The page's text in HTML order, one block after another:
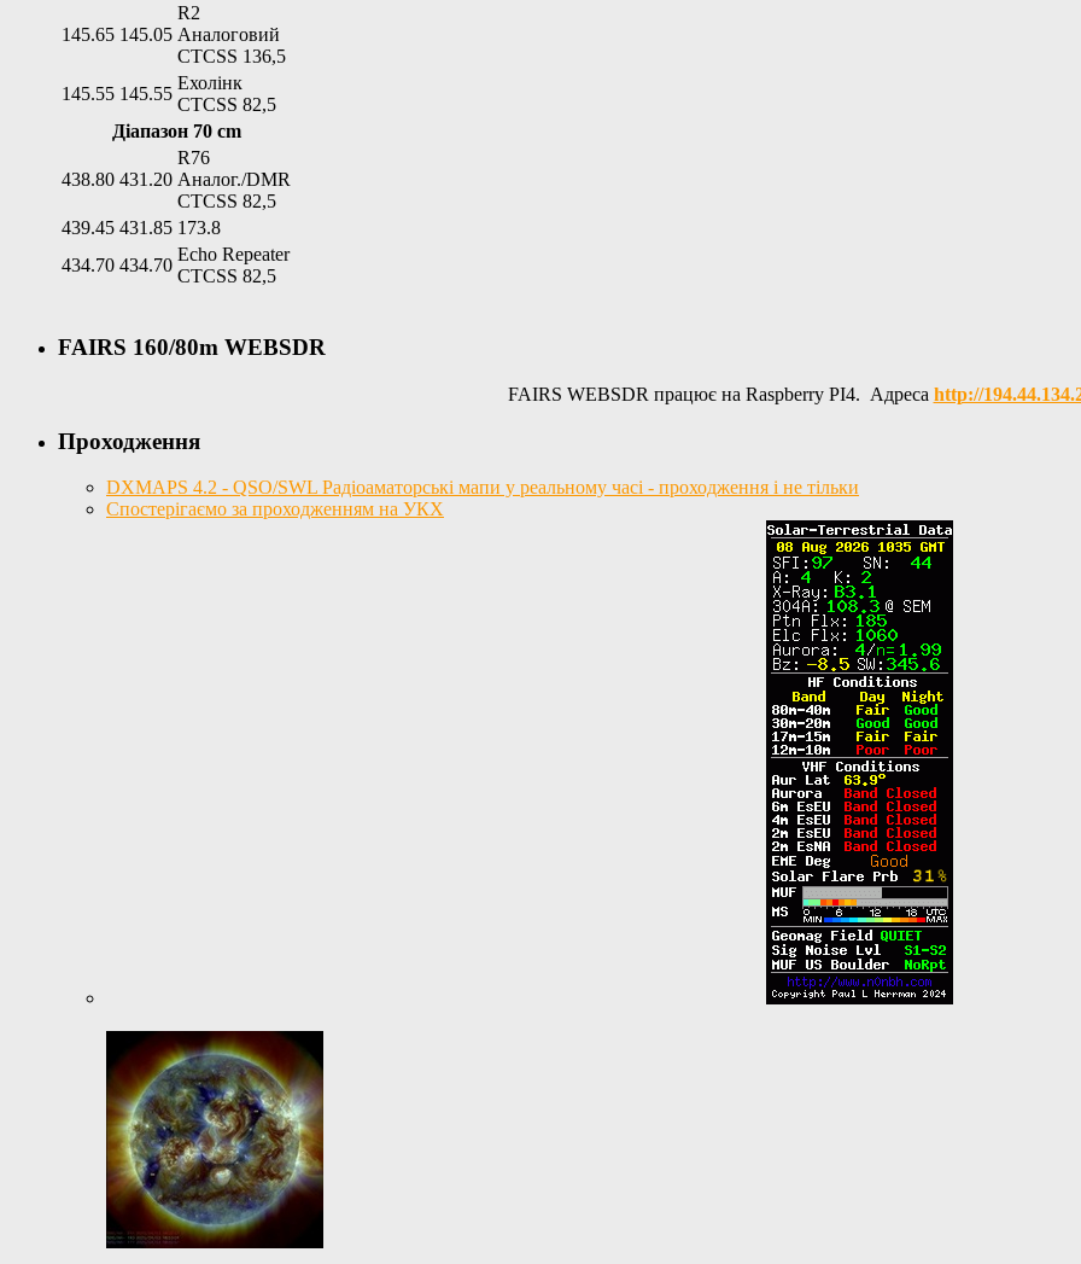
145.65 145.05
R2
Аналоговий
CTCSS 136,5
145.55 145.55
Ехолінк
CTCSS 82,5
Діапазон 70 cm
438.80 431.20
R76
Аналог./DMR
CTCSS 82,5
439.45 431.85 173.8
434.70 434.70
Echo Repeater
CTCSS 82,5
FAIRS 160/80m WEBSDR
FAIRS WEBSDR працює на Raspberry PI4. Адреса http://
Проходження
DXMAPS 4.2 - QSO/SWL Радіоаматорські мапи у реальному часі - проходження і не тільки
Спостерігаємо за проходженням на УКХ